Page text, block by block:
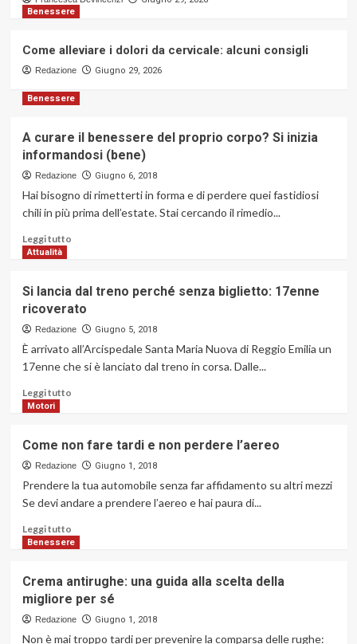
Simone Marinelli centra 11 pronostici
Casa Economia
Reti elettrosaldate per l’edilizia:
5
Benessere
Come alleviare i dolori da cervicale:
Benessere
Come alleviare i dolori da cervicale: alcuni consigli
Redazione Giugno 29, 2026
Benessere
A curare il benessere del proprio corpo? Si inizia
informandosi (bene)
Redazione Giugno 6, 2018
Hai bisogno di rimetterti in forma e di perdere quei fastidiosi
chili in più prima dell’estate. Stai cercando il rimedio...
Leggi tuttoLeggi
A
curare
il
benessere
proprio
(bene)
Attualità
Si lancia dal treno perché senza biglietto: 17enne
ricoverato
Redazione Giugno 5, 2018
È arrivato all’Arcispedale Santa Maria Nuova di Reggio Emilia un
17enne che si è lanciato dal treno in corsa. Dalle...
Leggi tuttoLeggi
Si
lancia
dal
treno
senza
biglietto:
Motori
Come non fare tardi e non perdere l’aereo
Redazione Giugno 1, 2018
Prendere la tua automobile senza far affidamento su altri mezzi
Se devi andare a prendere l’aereo e hai paura di...
Leggi tuttoLeggi
di
Come
non
fare
tardi
Benessere
Crema antirughe: una guida alla scelta della
migliore per sé
Redazione Giugno 1, 2018
Non è mai troppo tardi per prevenire la comparsa delle rughe: